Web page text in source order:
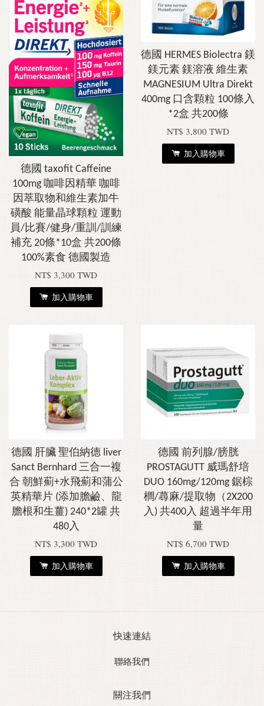
德國 taxofit Caffeine
100mg 咖啡因精華 咖啡
因萃取物和維生素加牛
磺酸 能量晶球顆粒 運動
員/比賽/健身/重訓/訓練
補充 20條*10盒 共200條
100%素食 德國製造
NT$ 3,300 TWD
加入購物車
德國 HERMES Biolectra 鎂
鎂元素 鎂溶液 維生素
MAGNESIUM Ultra Direkt
400mg 口含顆粒 100條入
*2盒 共200條
NT$ 3,800 TWD
加入購物車
德國 肝臟 聖伯納德 liver
Sanct Bernhard 三合一複
合 朝鮮薊+水飛薊和蒲公
英精華片 (添加膽鹼、龍
膽根和生薑) 240*2罐 共
480入
NT$ 3,300 TWD
加入購物車
德國 前列腺/膀胱
PROSTAGUTT 威瑪舒培
DUO 160mg/120mg 鋸棕
櫚/蕁麻/提取物（2X200
入) 共400入 超過半年用
量
NT$ 6,700 TWD
加入購物車
快速連結
聯絡我們
關注我們